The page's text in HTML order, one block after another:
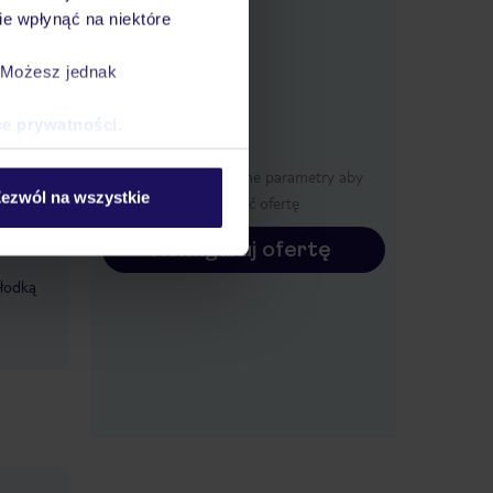
wpłynąć na niektóre
jednak
prywatności
na wszystkie
Określ poszczególne parametry aby
wyświetlić ofertę
Konfiguruj ofertę